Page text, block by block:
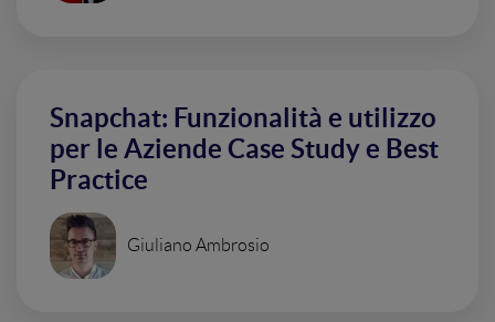
Snapchat: Funzionalità e utilizzo
per le Aziende Case Study e Best
Practice
Giuliano Ambrosio